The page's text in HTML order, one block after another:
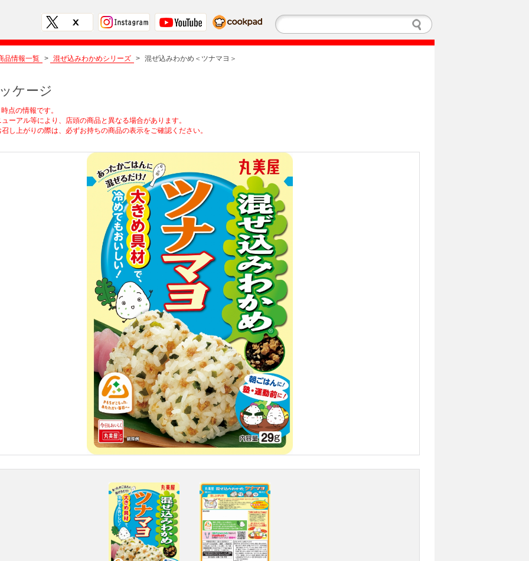
品情報一覧 > 混ぜ込みわかめシリーズ > 混ぜ込みわかめ＜ツナマヨ＞
ケージ
点の情報です。
ーアル等により、店頭の商品と異なる場合があります。
し上がりの際は、必ずお持ちの商品の表示をご確認ください。